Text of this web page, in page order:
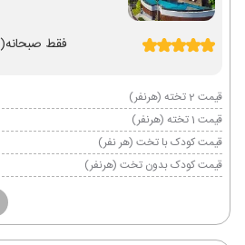
فقط صبحانه(BB)
قیمت 2 تخته (هرنفر)
قیمت 1 تخته (هرنفر)
قیمت کودک با تخت (هر نفر)
قیمت کودک بدون تخت (هرنفر)